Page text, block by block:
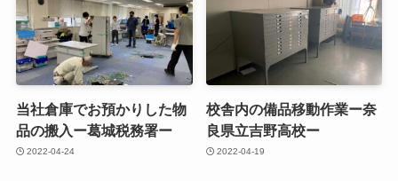
当社倉庫でお預かりした物
品の搬入ー葛城税務署ー
2022-04-24
校舎内の備品移動作業ー奈
良県立吉野高校ー
2022-04-19